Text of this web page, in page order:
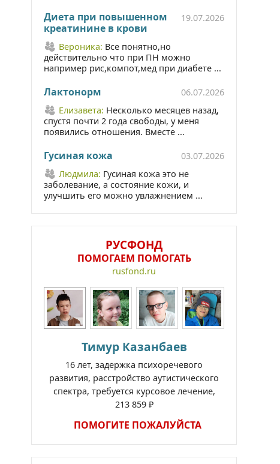
Диета при повышенном
креатинине в крови
19.07.2026
Вероника: Все понятно,но
действительно что при ПН можно
например рис,компот,мед при диабете ...
Лактонорм
06.07.2026
Елизавета: Несколько месяцев назад,
спустя почти 2 года свободы, у меня
появились отношения. Вместе ...
Гусиная кожа
03.07.2026
Людмила: Гусиная кожа это не
заболевание, а состояние кожи, и
улучшить его можно увлажнением ...
РУСФОНД
ПОМОГАЕМ ПОМОГАТЬ
rusfond.ru
Тимур Казанбаев
16 лет, задержка психоречевого
развития, расстройство аутистического
спектра, требуется курсовое лечение,
213 859 ₽
ПОМОГИТЕ ПОЖАЛУЙСТА